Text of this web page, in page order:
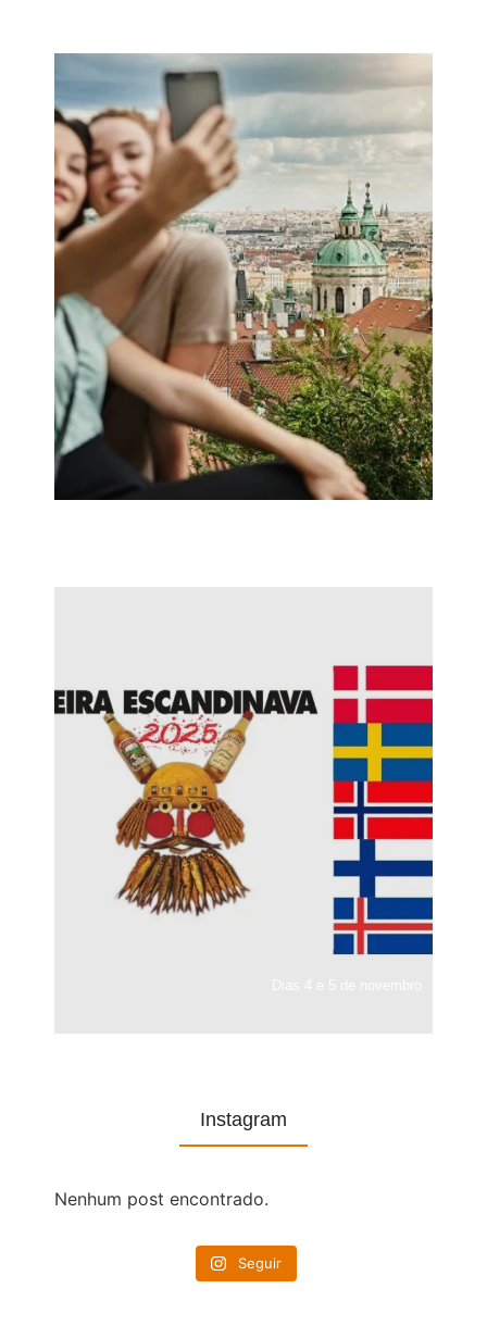
Instagram
Nenhum post encontrado.
Seguir